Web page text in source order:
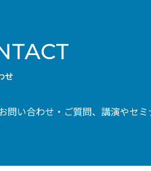
せ
問い合わせ・ご質問、講演やセ